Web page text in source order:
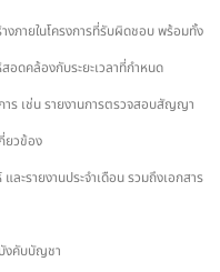
งภายในโครงการที่รับผิดชอบ พร้อมทั้ง
อดคล้องกับระยะเวลาที่กำหนด
าร เช่น รายงานการตรวจสอบสัญญา
ยวข้อง
ละรายงานประจำเดือน รวมถึงเอกสาร
งคับบัญชา